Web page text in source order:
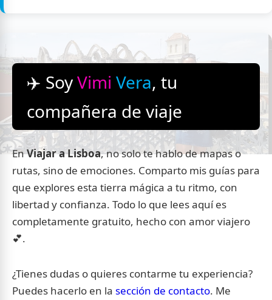
✈️ SoyVimi Vera, tu
compañera de viaje
EnViajar a Lisboa, no solo te hablo de mapas o
rutas, sino de emociones. Comparto mis guías para
que explores esta tierra mágica a tu ritmo, con
libertad y confianza. Todo lo que lees aquí es
completamente gratuito, hecho con amor viajero
💕.
¿Tienes dudas o quieres contarme tu experiencia?
Puedes hacerlo en la sección de contacto. Me